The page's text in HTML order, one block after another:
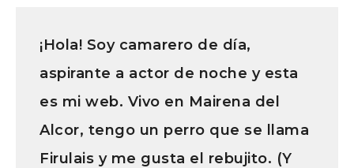
¡Hola! Soy camarero de día,
aspirante a actor de noche y esta
es mi web. Vivo en Mairena del
Alcor, tengo un perro que se llama
Firulais y me gusta el rebujito. (Y